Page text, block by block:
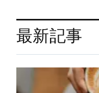
最新記事